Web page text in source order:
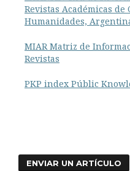
Revistas Académicas de
Humanidades,
MIAR Matriz de
Revistas
PKP index Públic
ENVIAR UN ARTÍCULO